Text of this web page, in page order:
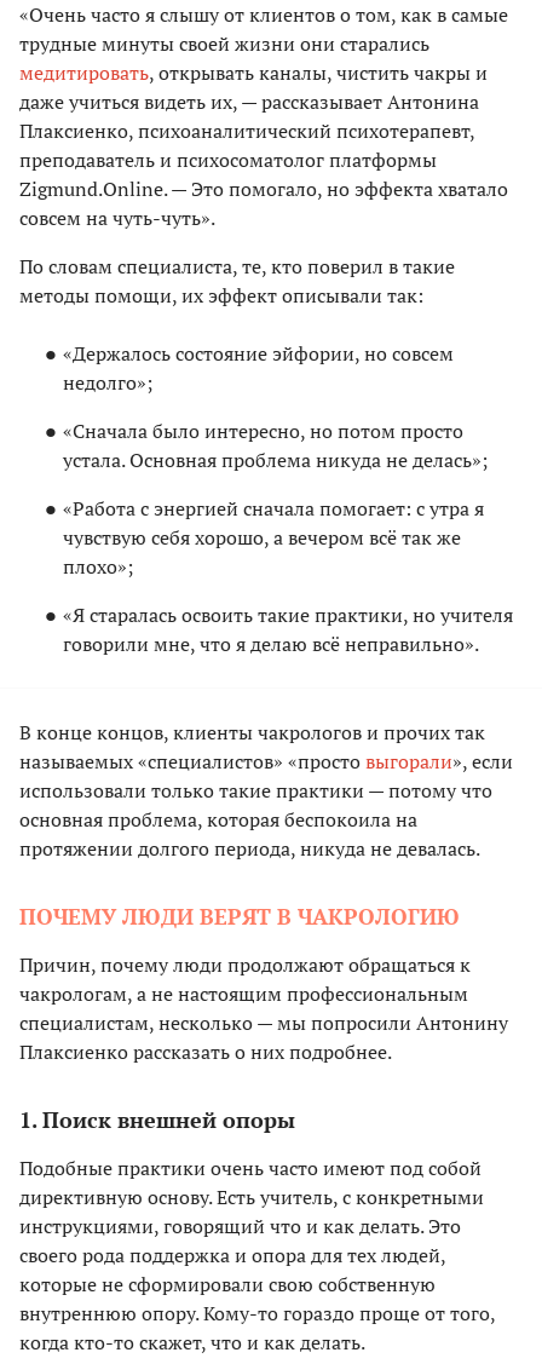
«Очень часто я слышу от клиентов о том, как в самые
трудные минуты своей жизни они старались
медитировать, открывать каналы, чистить чакры и
даже учиться видеть их, — рассказывает Антонина
Плаксиенко, психоаналитический психотерапевт,
преподаватель и психосоматолог платформы
Zigmund.Online. — Это помогало, но эффекта хватало
совсем на чуть-чуть».
По словам специалиста, те, кто поверил в такие
методы помощи, их эффект описывали так:
«Держалось состояние эйфории, но совсем
недолго»;
«Сначала было интересно, но потом просто
устала. Основная проблема никуда не делась»;
«Работа с энергией сначала помогает: с утра я
чувствую себя хорошо, а вечером всё так же
плохо»;
«Я старалась освоить такие практики, но учителя
говорили мне, что я делаю всё неправильно».
В конце концов, клиенты чакрологов и прочих так
называемых «специалистов» «простовыгорали», если
использовали только такие практики — потому что
основная проблема, которая беспокоила на
протяжении долгого периода, никуда не девалась.
ПОЧЕМУ ЛЮДИ ВЕРЯТ В ЧАКРОЛОГИЮ
Причин, почему люди продолжают обращаться к
чакрологам, а не настоящим профессиональным
специалистам, несколько — мы попросили Антонину
Плаксиенко рассказать о них подробнее.
1. Поиск внешней опоры
Подобные практики очень часто имеют под собой
директивную основу. Есть учитель, с конкретными
инструкциями, говорящий что и как делать. Это
своего рода поддержка и опора для тех людей,
которые не сформировали свою собственную
внутреннюю опору. Кому-то гораздо проще от того,
когда кто-то скажет, что и как делать.